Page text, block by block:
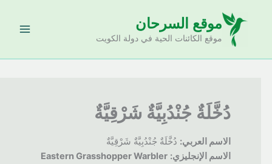
موقع السرحان
موقع الكائنات الحية في دولة الكويت
دُخَّلَةٌ جُنْدُبِيَّةٌ شَرْقِيَّةٌ
الاسم العربي:دُخَّلَةٌ جُنْدُبِيَّةٌ شَرْقِيَّةٌ
الاسم الإنجليزي: Eastern Grasshopper Warbler